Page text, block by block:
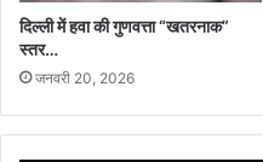
दिल्ली में हवा की गुणवत्ता “खतरनाक”
स्तर…
जनवरी 20, 2026